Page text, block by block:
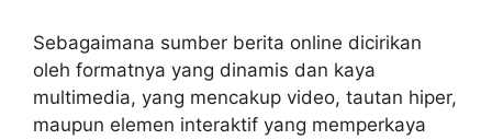
Sebagaimana sumber berita online dicirikan
oleh formatnya yang dinamis dan kaya
multimedia, yang mencakup video, tautan hiper,
maupun elemen interaktif yang memperkaya